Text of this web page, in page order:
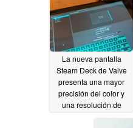
09/23/2023
La nueva pantalla
Steam Deck de Valve
presenta una mayor
precisión del color y
una resolución de
05/19/2023